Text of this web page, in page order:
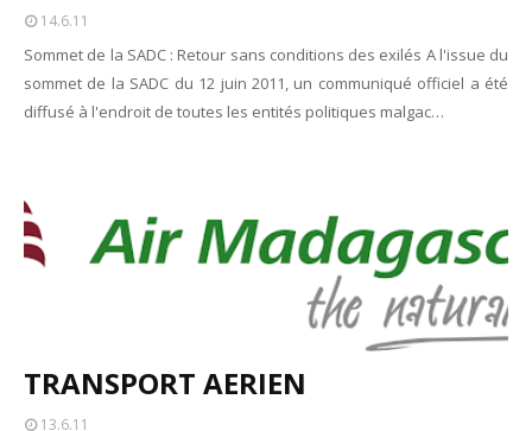
14.6.11
Sommet de la SADC : Retour sans conditions des exilés A l'issue du
sommet de la SADC du 12 juin 2011, un communiqué officiel a été
diffusé à l'endroit de toutes les entités politiques malgac…
TRANSPORT AERIEN
13.6.11